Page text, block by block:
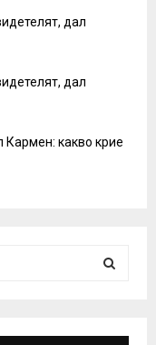
дал
дал
Кармен: какво крие
E